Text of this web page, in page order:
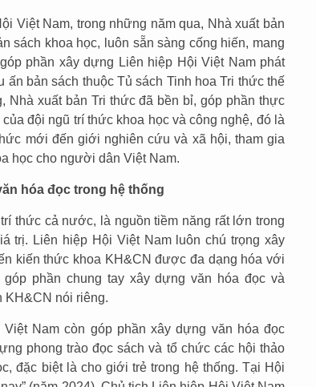
Việt Nam, trong những năm qua, Nhà xuất bản
sách khoa học, luôn sẵn sàng cống hiến, mang
phần xây dựng Liên hiệp Hội Việt Nam phát
bản sách thuộc Tủ sách Tinh hoa Tri thức thế
Nhà xuất bản Tri thức đã bền bỉ, góp phần thực
đội ngũ trí thức khoa học và công nghệ, đó là
mới đến giới nghiên cứu và xã hội, tham gia
học cho người dân Việt Nam.
hóa đọc trong hệ thống
thức cả nước, là nguồn tiềm năng rất lớn trong
trị. Liên hiệp Hội Việt Nam luôn chú trọng xây
kiến thức khoa KH&CN được đa dạng hóa với
phần chung tay xây dựng văn hóa đọc và
KH&CN nói riêng.
Nam còn góp phần xây dựng văn hóa đọc
phong trào đọc sách và tổ chức các hội thảo
đặc biệt là cho giới trẻ trong hệ thống. Tại Hội